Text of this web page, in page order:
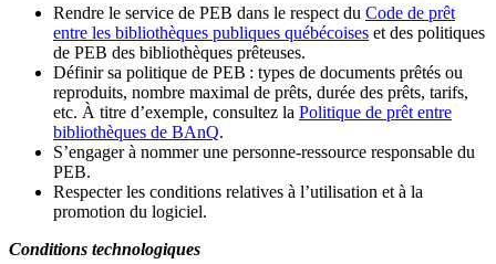
Rendre le service de PEB dans le respect du Code de prêt
entre les bibliothèques publiques québécoises et des politiques
de PEB des bibliothèques prêteuses.
Définir sa politique de PEB : types de documents prêtés ou
reproduits, nombre maximal de prêts, durée des prêts, tarifs,
etc. À titre d’exemple, consultez la Politique de prêt entre
bibliothèques de BAnQ.
S’engager à nommer une personne-ressource responsable du
PEB.
Respecter les conditions relatives à l’utilisation et à la
promotion du logiciel.
Conditions technologiques